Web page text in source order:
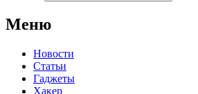
Меню
Новости
Статьи
Гаджеты
Хакер